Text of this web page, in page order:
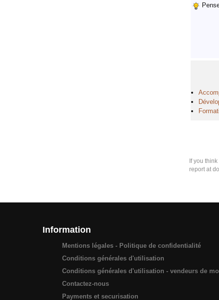
If you
report at
Information
Mentions légales - Politique de confidentialité
Conditions générales d'utilisation
Conditions générales d'utilisation - vendeurs de
Contactez-nous
Payments et securisation